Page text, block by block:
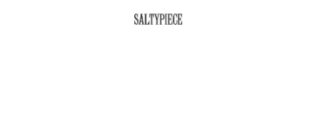
SALTYPIECE